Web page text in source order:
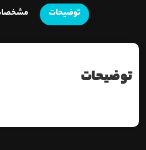
توضیحات
توضیحات